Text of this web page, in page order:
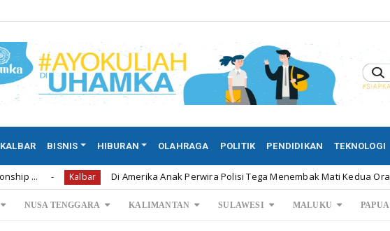
KALBAR BISNIS HIBURAN OLAHRAGA POLITIK PENDIDIKAN TEKNOLOGI
Kalbar Di Amerika Anak Perwira Polisi Tega Menembak Mati Kedua Orang ...
NUSA TENGGARA KALIMANTAN SULAWESI MALUKU PAPUA